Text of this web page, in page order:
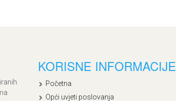
KORISNE INFORMACIJE
Početna
Opći uvjeti poslovanja